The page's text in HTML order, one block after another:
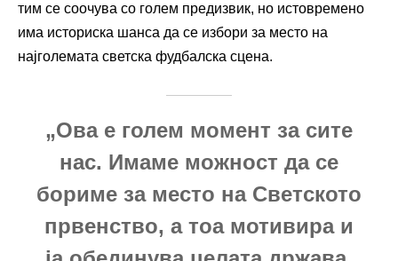
тим се соочува со голем предизвик, но истовремено
има историска шанса да се избори за место на
најголемата светска фудбалска сцена.
„Ова е голем момент за сите
нас. Имаме можност да се
бориме за место на Светското
првенство, а тоа мотивира и